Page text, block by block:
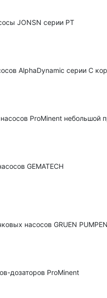
JONSN серии PT
AlphaDynamic серии С
ProMinent небольшой
GEMATECH
насосов GRUEN PUMPEN
дозаторов ProMinent